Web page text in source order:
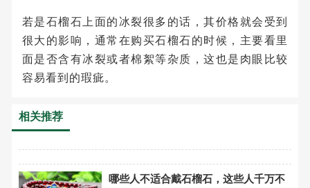
若是石榴石上面的冰裂很多的话，其价格就会受到
很大的影响，通常在购买石榴石的时候，主要看里
面是否含有冰裂或者棉絮等杂质，这也是肉眼比较
容易看到的瑕疵。
相关推荐
哪些人不适合戴石榴石，这些人千万不